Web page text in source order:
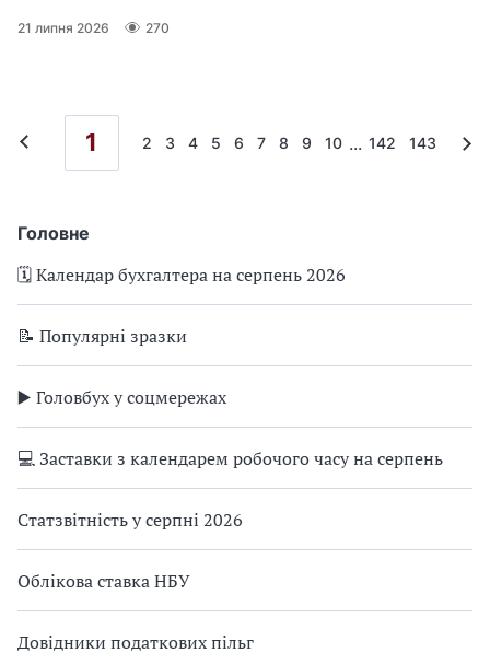
Головне
🗓️ Календар бухгалтера на серпень 2026
📝 Популярні зразки
▶️ Головбух у соцмережах
💻 Заставки з календарем робочого часу на серпень
Статзвітність у серпні 2026
Облікова ставка НБУ
Довідники податкових пільг
21 липня 2026 270
1 2 3 4 5 6 7 8 9 10 ... 142 143